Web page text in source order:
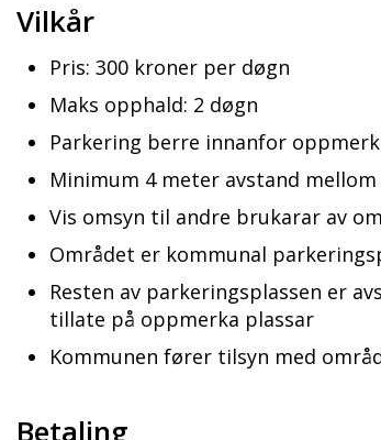
Vilkår
Pris: 300 kroner per døgn
Maks opphald: 2 døgn
Parkering berre innanfor
Minimum 4 meter avstand
Vis omsyn til andre brukarar av
Området er kommunal
Resten av parkeringsplassen er
tillate på oppmerka plassar
Kommunen fører tilsyn med
Betaling